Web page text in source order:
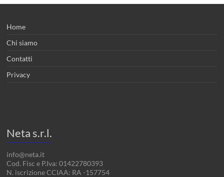
Home
Chi siamo
Contatti
Privacy
Neta s.r.l.
info@neta.it
Cod. Fisc e P.Iva: 01422780393
N. iscrizione CCIAA: RA -157754